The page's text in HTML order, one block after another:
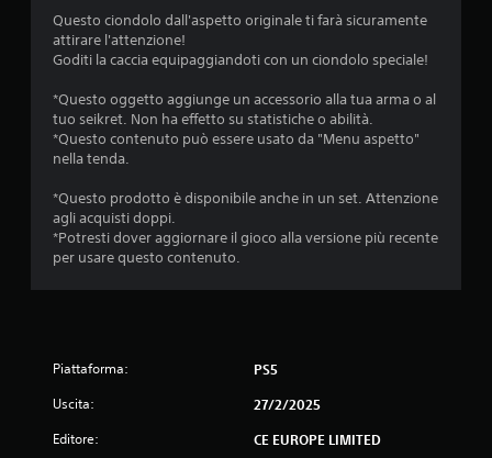
d
i
4
.
4
Questo ciondolo dall'aspetto originale ti farà sicuramente
attirare l'attenzione!
Goditi la caccia equipaggiandoti con un ciondolo speciale!
*Questo oggetto aggiunge un accessorio alla tua arma o al
tuo seikret. Non ha effetto su statistiche o abilità.
*Questo contenuto può essere usato da "Menu aspetto"
nella tenda.
*Questo prodotto è disponibile anche in un set. Attenzione
agli acquisti doppi.
*Potresti dover aggiornare il gioco alla versione più recente
per usare questo contenuto.
Piattaforma: PS5
Uscita: 27/2/2025
Editore: CE EUROPE LIMITED